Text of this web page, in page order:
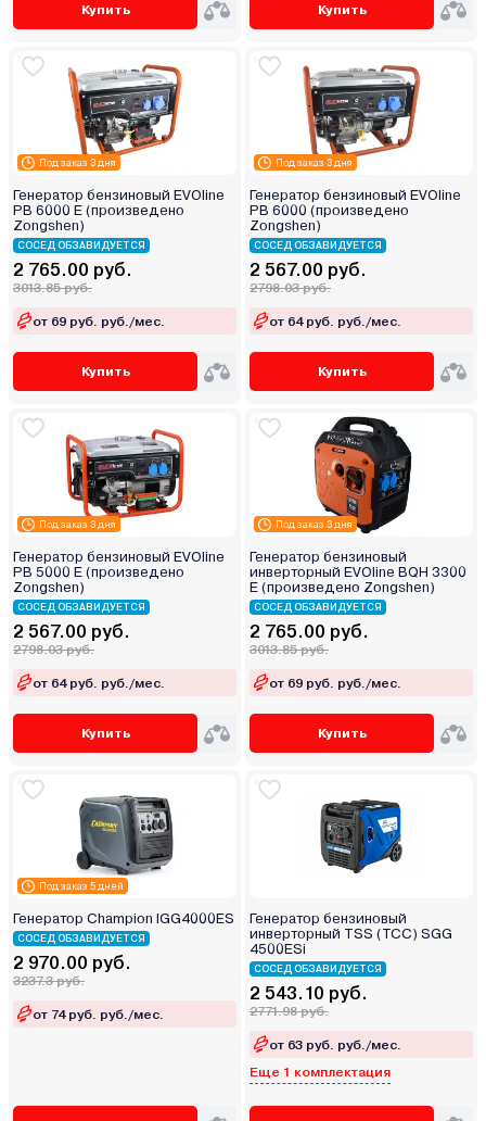
Купить Купить
Под заказ 3 дня
Генератор бензиновый EVOline
PB 6000 E (произведено
Zongshen)
СОСЕД ОБЗАВИДУЕТСЯ
2 765.00 руб.
3013.85 руб.
от 69 руб. руб./мес.
Купить
Под заказ 3 дня
Генератор бензиновый EVOline
PB 6000 (произведено
Zongshen)
СОСЕД ОБЗАВИДУЕТСЯ
2 567.00 руб.
2798.03 руб.
от 64 руб. руб./мес.
Купить
Под заказ 3 дня
Генератор бензиновый EVOline
PB 5000 E (произведено
Zongshen)
СОСЕД ОБЗАВИДУЕТСЯ
2 567.00 руб.
2798.03 руб.
от 64 руб. руб./мес.
Купить
Под заказ 3 дня
Генератор бензиновый
инверторный EVOline BQH 3300
E (произведено Zongshen)
СОСЕД ОБЗАВИДУЕТСЯ
2 765.00 руб.
3013.85 руб.
от 69 руб. руб./мес.
Купить
Под заказ 5 дней
Генератор Champion IGG4000ES
СОСЕД ОБЗАВИДУЕТСЯ
2 970.00 руб.
3237.3 руб.
от 74 руб. руб./мес.
Генератор бензиновый
инверторный TSS (ТСС) SGG
4500ESi
СОСЕД ОБЗАВИДУЕТСЯ
2 543.10 руб.
2771.98 руб.
от 63 руб. руб./мес.
Еще 1 комплектация